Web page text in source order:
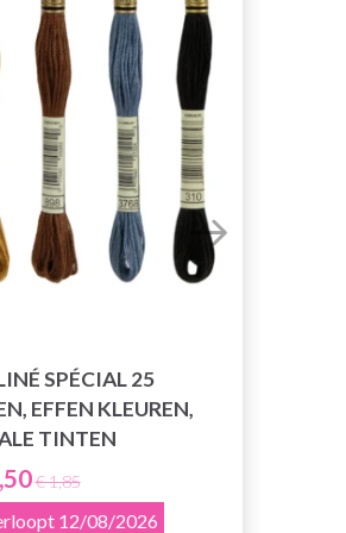
SPÉCIAL 25
EFFEN KLEUREN,
TINTEN
€ 1,85
12/08/2026